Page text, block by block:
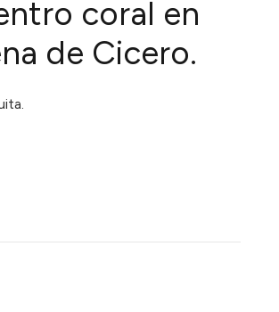
coral en
de Cicero.